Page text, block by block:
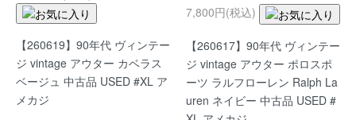
【260619】90年代 ヴィンテー
ジ vintage アウター カベラス
ベージュ 中古品 USED #XL ア
メカジ
7,800円(税込)
【260617】90年代 ヴィンテー
ジ vintage アウター ポロスポ
ーツ ラルフローレン Ralph La
uren ネイビー 中古品 USED #